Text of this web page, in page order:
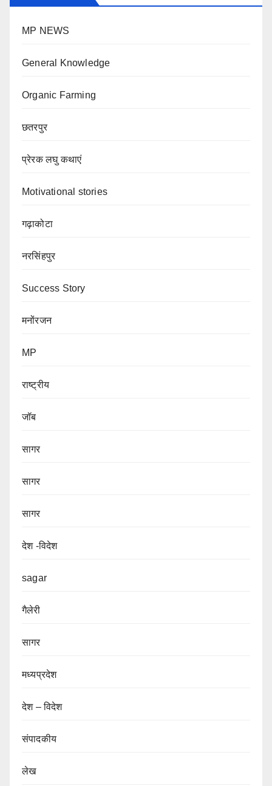
MP NEWS
General Knowledge
Organic Farming
छतरपुर
प्रेरक लघु कथाएं
Motivational stories
गढ़ाकोटा
नरसिंहपुर
Success Story
मनोंरजन
MP
राष्ट्रीय
जॉब
सागर
सागर
सागर
देश -विदेश
sagar
गैलेरी
सागर
मध्यप्रदेश
देश – विदेश
संपादकीय
लेख